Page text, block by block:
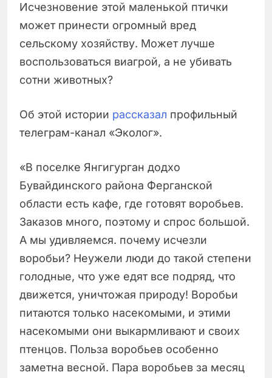
Исчезновение этой маленькой птички
может принести огромный вред
сельскому хозяйству. Может лучше
воспользоваться виагрой, а не убивать
сотни животных?
Об этой истории рассказал профильный
телеграм-канал «Эколог».
«В поселке Янгигурган додхо
Бувайдинского района Ферганской
области есть кафе, где готовят воробьев.
Заказов много, поэтому и спрос большой.
А мы удивляемся. почему исчезли
воробьи? Неужели люди до такой степени
голодные, что уже едят все подряд, что
движется, уничтожая природу! Воробьи
питаются только насекомыми, и этими
насекомыми они выкармливают и своих
птенцов. Польза воробьев особенно
заметна весной. Пара воробьев за месяц